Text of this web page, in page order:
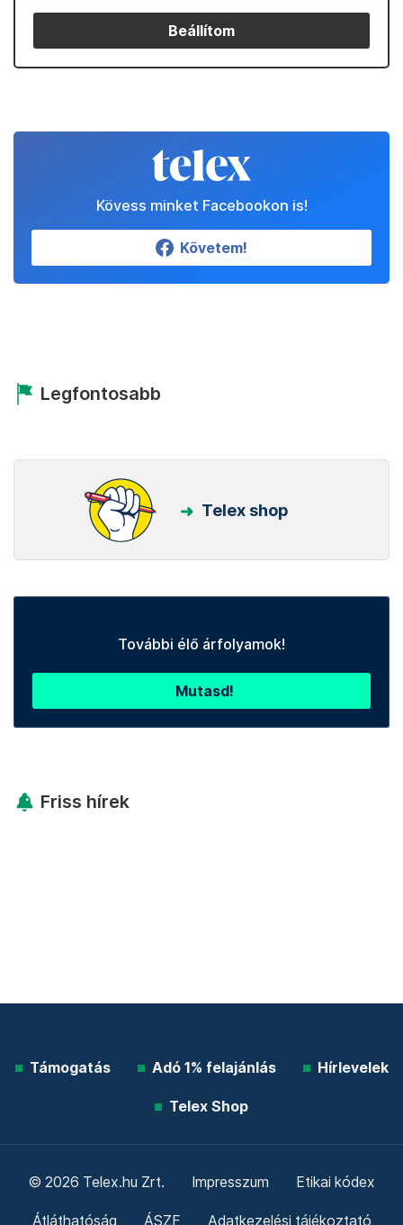
Beállítom
Kövess minket Facebookon is!
Követem!
Legfontosabb
Telex shop
További élő árfolyamok!
Mutasd!
Friss hírek
Támogatás Adó 1% felajánlás Hírlevelek
Telex Shop
© 2026 Telex.hu Zrt. Impresszum Etikai kódex
Átláthatóság ÁSZF Adatkezelési tájékoztató